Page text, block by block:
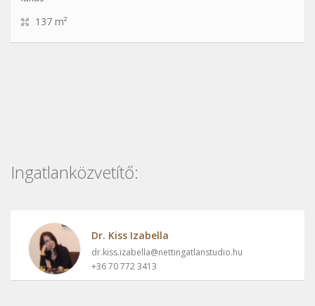
137 m²
Ingatlanközvetítő:
Dr. Kiss Izabella
dr.kiss.izabella@nettingatlanstudio.hu
+36 70 772 3413